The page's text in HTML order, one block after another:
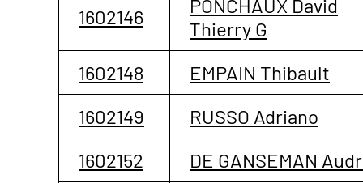
1602146
PONCHAUX David
Thierry G
1602148
EMPAIN Thibault
1602149
RUSSO Adriano
1602152
DE GANSEMAN